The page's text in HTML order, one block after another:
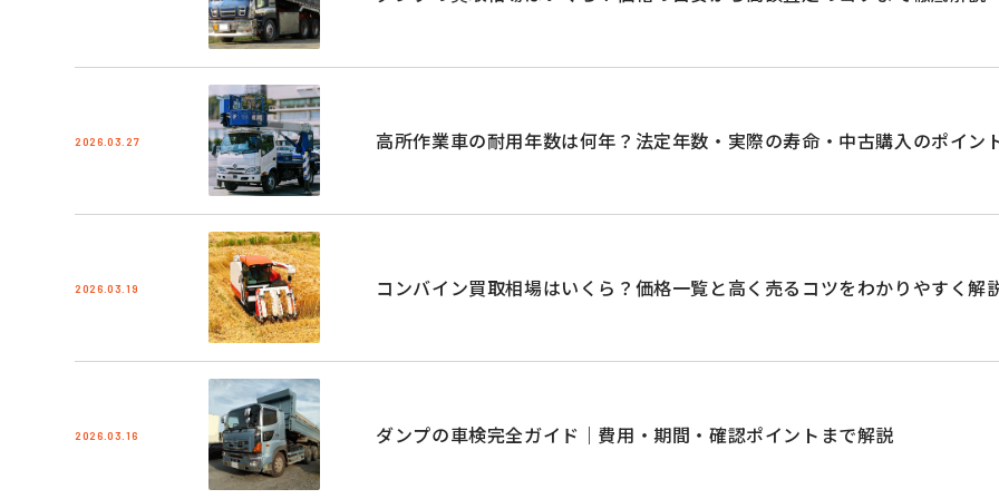
2026.03.27 高所作業車の耐用年数は何年？法定年数・実際の寿命・中古購入のポイン
2026.03.19 コンバイン買取相場はいくら？価格一覧と高く売るコツをわかりやすく解
2026.03.16 ダンプの車検完全ガイド｜費用・期間・確認ポイントまで解説